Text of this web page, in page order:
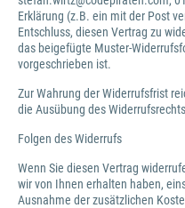
Erklärung (z.B. ein mit der Post
Entschluss, diesen Vertrag zu
das beigefügte Muster-
vorgeschrieben ist.
Zur Wahrung der Widerrufsfrist
die Ausübung des
Folgen des Widerrufs
Wenn Sie diesen Vertrag
wir von Ihnen erhalten haben,
Ausnahme der zusätzlichen